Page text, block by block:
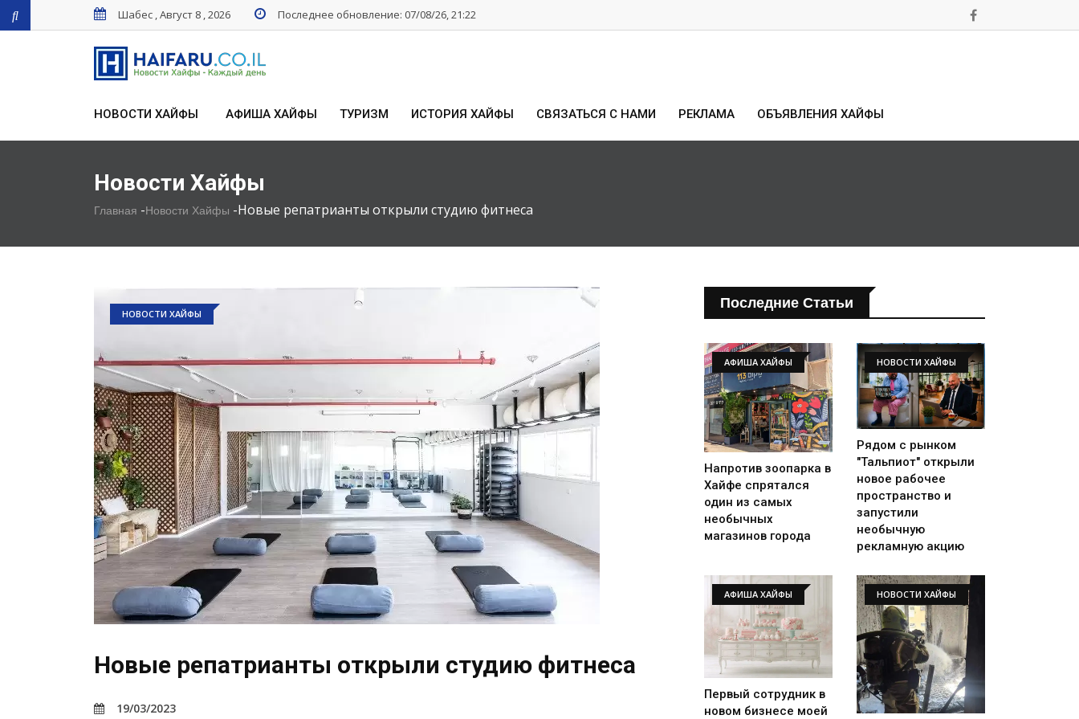
Шабес , Август 8 , 2026 Последнее обновление: 07/08/26, 21:22
НОВОСТИ ХАЙФЫ АФИША ХАЙФЫ ТУРИЗМ ИСТОРИЯ ХАЙФЫ СВЯЗАТЬСЯ С НАМИ РЕКЛАМА ОБЪЯВЛЕНИЯ ХАЙФЫ
Новости Хайфы
Главная -Новости Хайфы -Новые репатрианты открыли студию фитнеса
НОВОСТИ ХАЙФЫ
Новые репатрианты открыли студию фитнеса
19/03/2023
Последние Статьи
АФИША ХАЙФЫ
Напротив зоопарка в
Хайфе спрятался
один из самых
необычных
магазинов города
НОВОСТИ ХАЙФЫ
Рядом с рынком
"Тальпиот" открыли
новое рабочее
пространство и
запустили
необычную
рекламную акцию
АФИША ХАЙФЫ
Первый сотрудник в
новом бизнесе моей
НОВОСТИ ХАЙФЫ